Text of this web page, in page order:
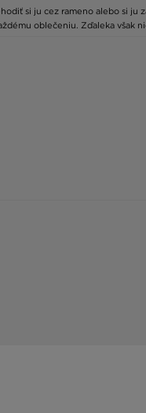
si ju cez rameno alebo si
oblečeniu. Zďaleka však